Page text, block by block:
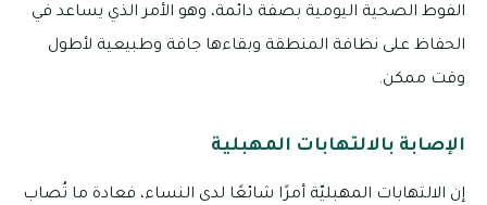
الفوط الصحية اليومية بصفة دائمة، وهو الأمر الذي يساعد في
الحفاظ على نظافة المنطقة وبقاءها جافة وطبيعية لأطول
وقت ممكن.
الإصابة بالالتهابات المهبلية
إن الالتهابات المهبليّة أمرًا شائعًا لدى النساء، فعادة ما تُصاب